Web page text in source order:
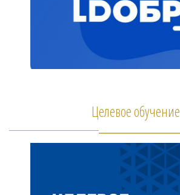
Целевое обучение